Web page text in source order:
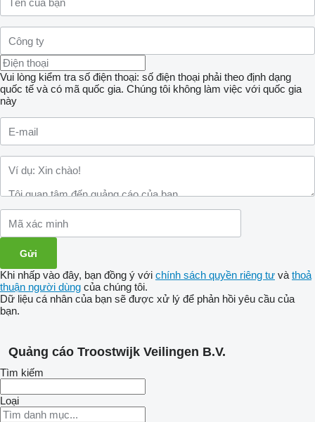
Vui lòng kiểm tra số điện thoại: số điện thoại phải theo định dạng
quốc tế và có mã quốc gia. Chúng tôi không làm việc với quốc gia
này
Khi nhấp vào đây, bạn đồng ý với chính sách quyền riêng tư và thoả
thuận người dùng của chúng tôi.
Dữ liệu cá nhân của bạn sẽ được xử lý để phản hồi yêu cầu của
bạn.
Quảng cáo Troostwijk Veilingen B.V.
Tìm kiếm
Loại